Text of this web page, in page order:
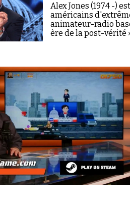
Alex Jones (1974 -)
américains
animateur-radio
ère de la post-vérité